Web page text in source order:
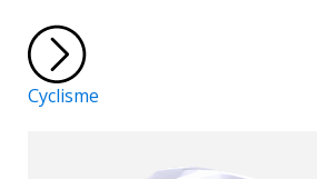
Cyclisme